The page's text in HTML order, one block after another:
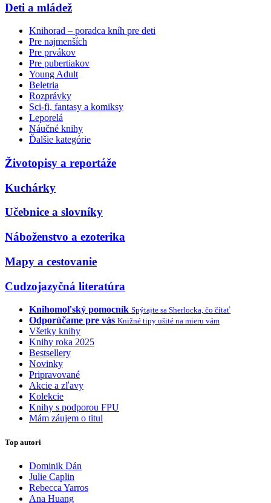
Deti a mládež
Knihorad – poradca kníh pre deti
Pre najmenších
Pre prvákov
Pre pubertiakov
Young Adult
Beletria
Rozprávky
Sci-fi, fantasy a komiksy
Leporelá
Náučné knihy
Ďalšie kategórie
Životopisy a reportáže
Kuchárky
Učebnice a slovníky
Náboženstvo a ezoterika
Mapy a cestovanie
Cudzojazyčná literatúra
Knihomoľský pomocník Spýtajte sa Sherlocka, čo čítať
Odporúčame pre vás Knižné tipy ušité na mieru vám
Všetky knihy
Knihy roka 2025
Bestsellery
Novinky
Pripravované
Akcie a zľavy
Kolekcie
Knihy s podporou FPU
Mám záujem o titul
Top autori
Dominik Dán
Julie Caplin
Rebecca Yarros
Ana Huang